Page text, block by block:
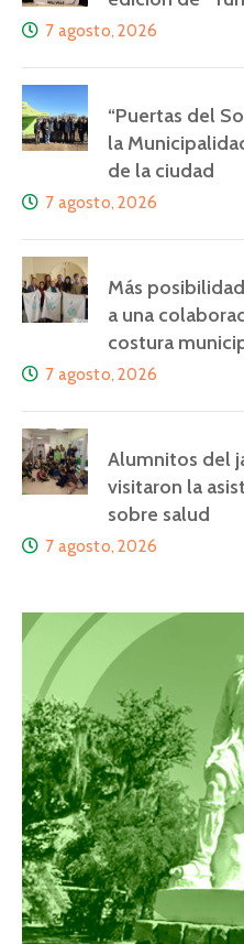
7 agosto, 2026
“Puertas del
la
de la ciudad
7 agosto, 2026
Más
a una
costura
7 agosto, 2026
Alumnitos del
visitaron la
sobre salud
7 agosto, 2026